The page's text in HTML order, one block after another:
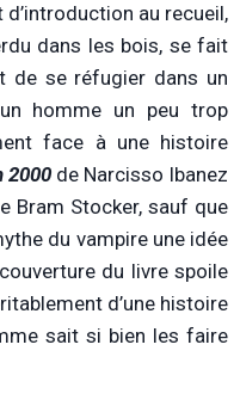
d’introduction au recueil,
dans les bois, se fait
de se réfugier dans un
homme un peu trop
face à une histoire
2000de Narcisso Ibanez
Bram Stocker, sauf que
du vampire une idée
du livre spoile
d’une histoire
sait si bien les faire